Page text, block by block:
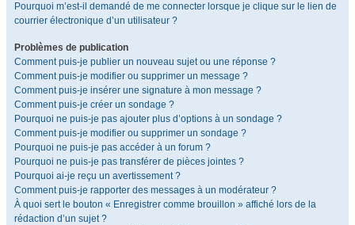
Pourquoi m’est-il demandé de me connecter lorsque je clique sur le lien de
courrier électronique d’un utilisateur ?
Problèmes de publication
Comment puis-je publier un nouveau sujet ou une réponse ?
Comment puis-je modifier ou supprimer un message ?
Comment puis-je insérer une signature à mon message ?
Comment puis-je créer un sondage ?
Pourquoi ne puis-je pas ajouter plus d’options à un sondage ?
Comment puis-je modifier ou supprimer un sondage ?
Pourquoi ne puis-je pas accéder à un forum ?
Pourquoi ne puis-je pas transférer de pièces jointes ?
Pourquoi ai-je reçu un avertissement ?
Comment puis-je rapporter des messages à un modérateur ?
À quoi sert le bouton « Enregistrer comme brouillon » affiché lors de la
rédaction d’un sujet ?